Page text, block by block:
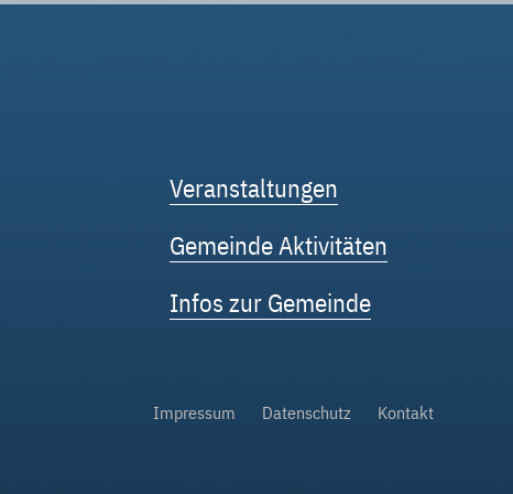
Veranstaltungen
Gemeinde Aktivitäten
Infos zur Gemeinde
Impressum Datenschutz Kontakt